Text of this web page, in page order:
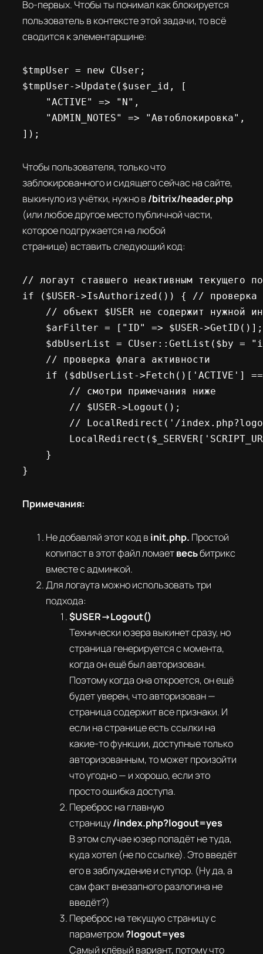
Во-первых. Чтобы ты понимал как блокируется
пользователь в контексте этой задачи, то всё
сводится к элементарщине:
$tmpUser = new CUser;
$tmpUser->Update($user_id, [
    "ACTIVE" => "N",
    "ADMIN_NOTES" => "Автоблокировка",
]);
Чтобы пользователя, только что
заблокированного и сидящего сейчас на сайте,
выкинуло из учётки, нужно в /bitrix/header.php
(или любое другое место публичной части,
которое подгружается на любой
странице) вставить следующий код:
// логаут ставшего неактивным текущего
if ($USER->IsAuthorized()) { // проверка
// объект $USER не содержит нужной
    $arFilter = ["ID" => $USER->GetID()];
$dbUserList = CUser::GetList($by =
    // проверка флага активности
if ($dbUserList->Fetch()['ACTIVE']
        // смотри примечания ниже
        // $USER->Logout();
// LocalRedirect('/
    }
}
Примечания:
Не добавляй этот код в init.php. Простой
копипаст в этот файл ломаетвесьбитрикс
вместе с админкой.
Для логаута можно использовать три
подхода:
$USER->Logout()
Технически юзера выкинет сразу, но
страница генерируется с момента,
когда он ещё был авторизован.
Поэтому когда она откроется, он ещё
будет уверен, что авторизован —
страница содержит все признаки. И
если на странице есть ссылки на
какие-то функции, доступные только
авторизованным, то может произойти
что угодно — и хорошо, если это
просто ошибка доступа.
Переброс на главную
страницу/index.php?logout=yes
В этом случае юзер попадёт не туда,
куда хотел (не по ссылке). Это введёт
его в заблуждение и ступор. (Ну да, а
сам факт внезапного разлогина не
введёт?)
Переброс на текущую страницу с
параметром ?logout=yes
Самый клёвый вариант, потому что